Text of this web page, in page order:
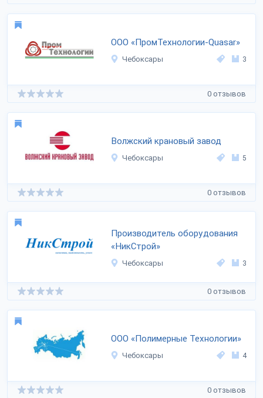
ООО «ПромТехнологии-Quasar»
Чебоксары 3
0 отзывов
Волжский крановый завод
Чебоксары 5
0 отзывов
Производитель оборудования
«НикСтрой»
Чебоксары 3
0 отзывов
ООО «Полимерные Технологии»
Чебоксары 4
0 отзывов